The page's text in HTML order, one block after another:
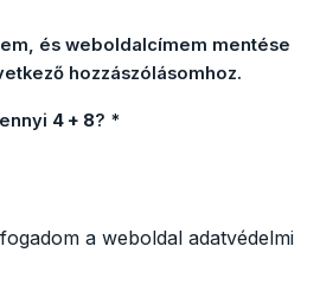
és weboldalcímem mentése
hozzászólásomhoz.
4 + 8? *
a weboldal adatvédelmi